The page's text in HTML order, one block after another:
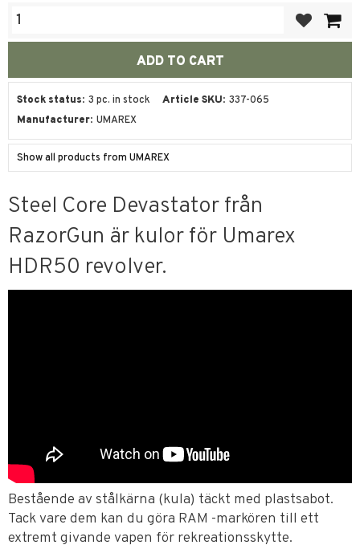
Stock status 3 pc. in stock Article SKU 337-065
Manufacturer UMAREX
Show all products from UMAREX
Steel Core Devastator från
RazorGun är kulor för Umarex
HDR50 revolver.
Bestående av stålkärna (kula) täckt med plastsabot.
Tack vare dem kan du göra RAM -markören till ett
extremt givande vapen för rekreationsskytte.